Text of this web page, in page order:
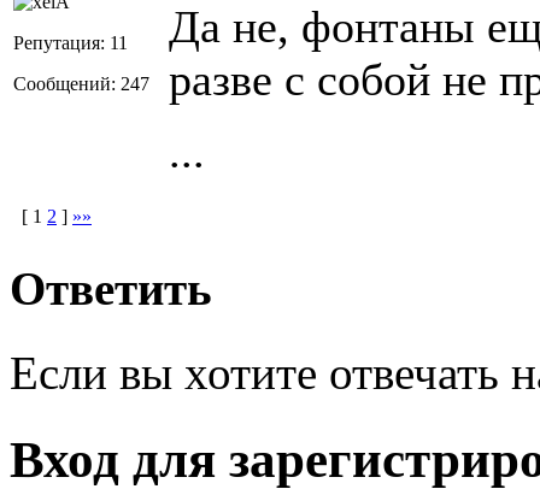
Репутация: 11
Сообщений: 247
Да не, фонтаны
разве с собой не
...
[ 1 2 ] »»
Ответить
Если вы хотите отвечать
Вход для